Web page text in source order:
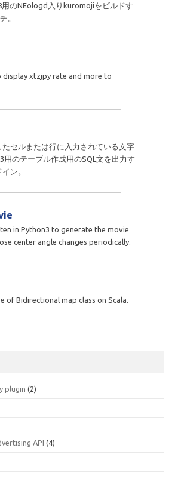
用のNEologd入りkuromojiをビルドす
。
xtzjpy rate and more to
たセルまたは行に入力されている文字
用のテーブル作成用のSQL文を出力す
ン。
in Python3 to generate the movie
center angle changes periodically.
of Bidirectional map class on Scala.
plugin (2)
API (4)